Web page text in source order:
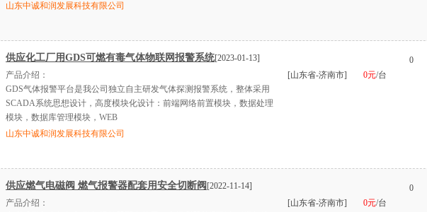
山东中诚和润发展科技有限公司
供应化工厂用GDS可燃有毒气体物联网报警系统[2023-01-13]
产品介绍：
GDS气体报警平台是我公司独立自主研发气体探测报警系统，整体采用
SCADA系统思想设计，高度模块化设计：前端网络前置模块，数据处理
模块，数据库管理模块，WEB
山东中诚和润发展科技有限公司
[山东省-济南市] 0元/台
0
供应燃气电磁阀 燃气报警器配套用安全切断阀 [2022-11-14]
产品介绍：
[山东省-济南市] 0元/台
0